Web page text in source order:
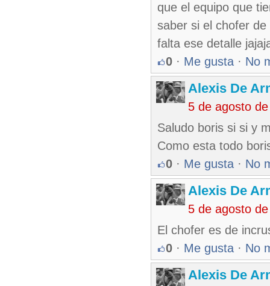
que el equipo que
saber si el chofer
falta ese detalle
0 · Me gusta · No
Alexis De
5 de agosto
Saludo boris si si y
Como esta todo
0 · Me gusta · No
Alexis De
5 de agosto
El chofer es de
0 · Me gusta · No
Alexis De